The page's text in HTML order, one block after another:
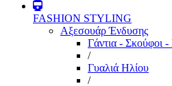
FASHION STYLING
Αξεσουάρ Ένδυσης
Γάντια - Σκούφοι
/
Γυαλιά Ηλίου
/